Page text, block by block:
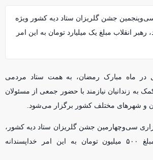
جشن گلریزان ستاد دیه کشور ویژه‌
رهبر انقلاب مبلغ یک میلیارد تومان به این امر
در ماه مبارک رمضان، به همت ستاد مردمی
به زندانیان نیازمند با حضور جمعی از مسئولان
و شهرهای مختلف کشور برگزار می‌شود.
سی‌وچهارمین جشن گلریزان ستاد دیه کشور،
رهبر انقلاب اسلامی مبلغ ۵۰۰ میلیون تومان به این امر خداپسندانه